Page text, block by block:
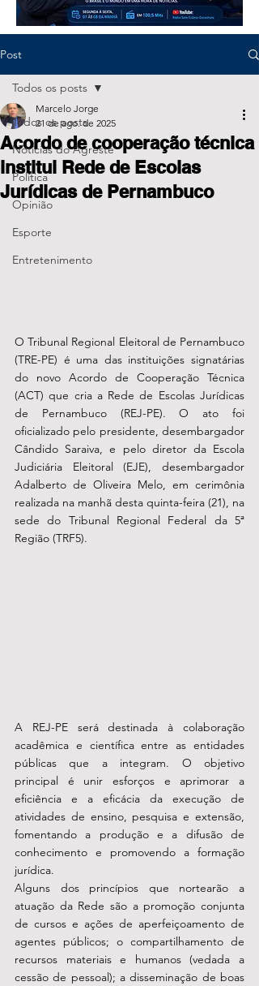
Post
Todos os posts
Notícias do Agreste
Política
Opinião
Esporte
Entretenimento
Todos os posts
Acordo de cooperação técnica
institui Rede de Escolas
Jurídicas de Pernambuco
Marcelo Jorge
21 de ago. de 2025
O Tribunal Regional Eleitoral de Pernambuco
(TRE-PE) é uma das instituições signatárias
do novo Acordo de Cooperação Técnica
(ACT) que cria a Rede de Escolas Jurídicas
de Pernambuco (REJ-PE). O ato foi
oficializado pelo presidente, desembargador
Cândido Saraiva, e pelo diretor da Escola
Judiciária Eleitoral (EJE), desembargador
Adalberto de Oliveira Melo, em cerimônia
realizada na manhã desta quinta-feira (21), na
sede do Tribunal Regional Federal da 5ª
Região (TRF5).
A REJ-PE será destinada à colaboração
acadêmica e científica entre as entidades
públicas que a integram. O objetivo
principal é unir esforços e aprimorar a
eficiência e a eficácia da execução de
atividades de ensino, pesquisa e extensão,
fomentando a produção e a difusão de
conhecimento e promovendo a formação
jurídica.
Alguns dos princípios que nortearão a
atuação da Rede são a promoção conjunta
de cursos e ações de aperfeiçoamento de
agentes públicos; o compartilhamento de
recursos materiais e humanos (vedada a
cessão de pessoal); a disseminação de boas